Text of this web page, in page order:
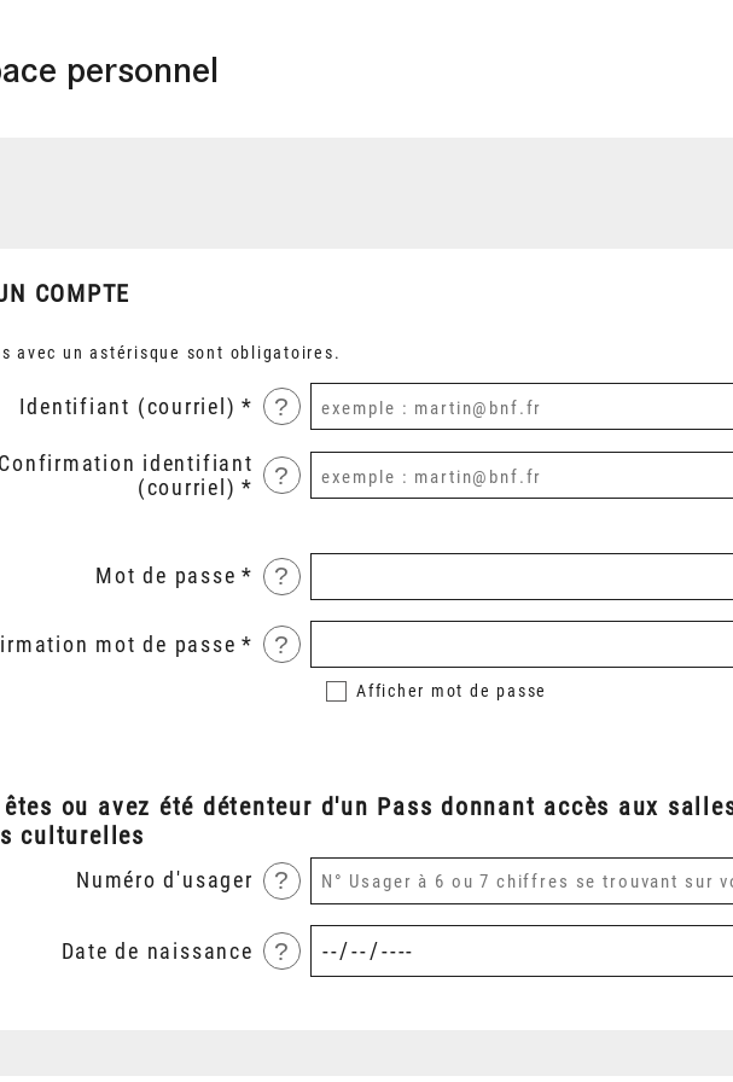
personnel
COMPTE
avec un astérisque sont obligatoires.
Identifiant (courriel) ?
Confirmation identifiant
(courriel)
?
Mot de passe ?
mot de passe ?
Afficher mot de passe
ou avez été détenteur d'un Pass donnant accès aux
culturelles
Numéro d'usager ?
Date de naissance ?